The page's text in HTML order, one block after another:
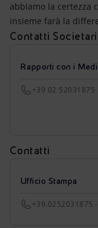
abbiamo la certezza
insieme farà la
Contatti Societari
Rapporti con i
+39 02 52031875
Contatti
Ufficio Stampa
+39.0252031875